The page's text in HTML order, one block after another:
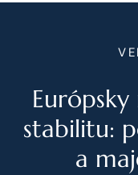
stabilitu:
a